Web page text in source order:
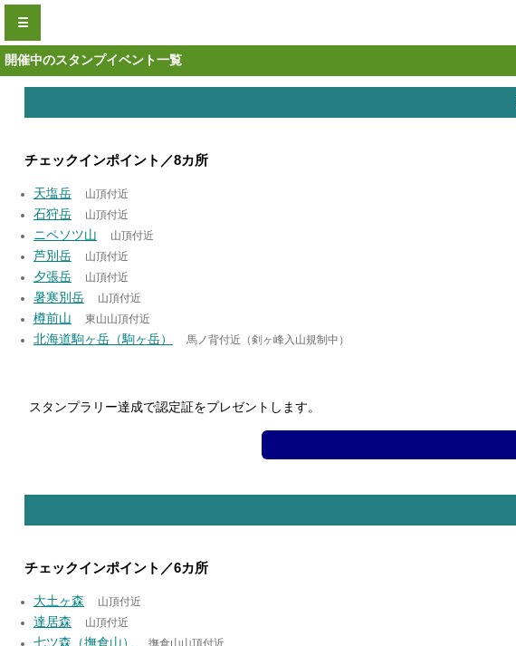
☰
開催中のスタンプイベント一覧
チェックインポイント／8カ所
天塩岳 山頂付近
石狩岳 山頂付近
ニペソツ山 山頂付近
芦別岳 山頂付近
夕張岳 山頂付近
暑寒別岳 山頂付近
樽前山 東山山頂付近
北海道駒ヶ岳（駒ヶ岳） 馬ノ背付近（剣ヶ峰入山規制中）
スタンプラリー達成で認定証をプレゼントします。
チェックインポイント／6カ所
大土ヶ森 山頂付近
達居森 山頂付近
七ツ森（撫倉山） 撫倉山山頂付近